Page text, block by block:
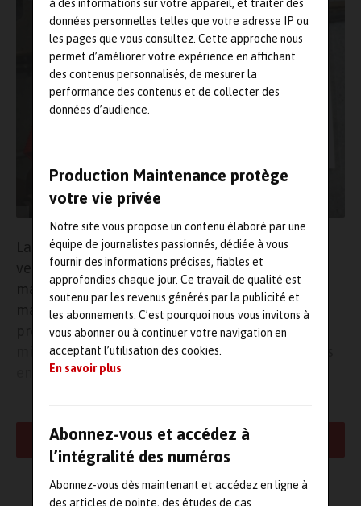
à des informations sur votre appareil, et traiter des
données personnelles telles que votre adresse IP ou
les pages que vous consultez. Cette approche nous
permet d’améliorer votre expérience en affichant
des contenus personnalisés, de mesurer la
performance des contenus et de collecter des
données d’audience.
Production Maintenance protège
votre vie privée
Notre site vous propose un contenu élaboré par une
équipe de journalistes passionnés, dédiée à vous
fournir des informations précises, fiables et
approfondies chaque jour. Ce travail de qualité est
soutenu par les revenus générés par la publicité et
les abonnements. C’est pourquoi nous vous invitons à
vous abonner ou à continuer votre navigation en
acceptant l’utilisation des cookies.
En savoir plus
Abonnez-vous et accédez à
l’intégralité des numéros
Abonnez-vous dès maintenant et accédez en ligne à
des articles de pointe, des études de cas
La procédure « LOTO »*, qui consiste à couper et
verrouiller toutes les sources d’énergie d’une
machine avant toute intervention de
maintenance, est un maillon essentiel de la
prévention des accidents du travail. Pourtant, sa
mise en œuvre reste un défi pour de nombreuses
entreprises.
mentalités évoluer, mais le constat demeure : «
c’est souvent à la
suite d’un incident, voire d’un accident grave, que les entreprises
décident de structurer leur démarche». Les enjeux sont pourtant
multiples : humains avant tout, mais aussi juridiques, financiers et
d’image de marque. Mais comment s’y prendre ?
LIRE LA SUITE